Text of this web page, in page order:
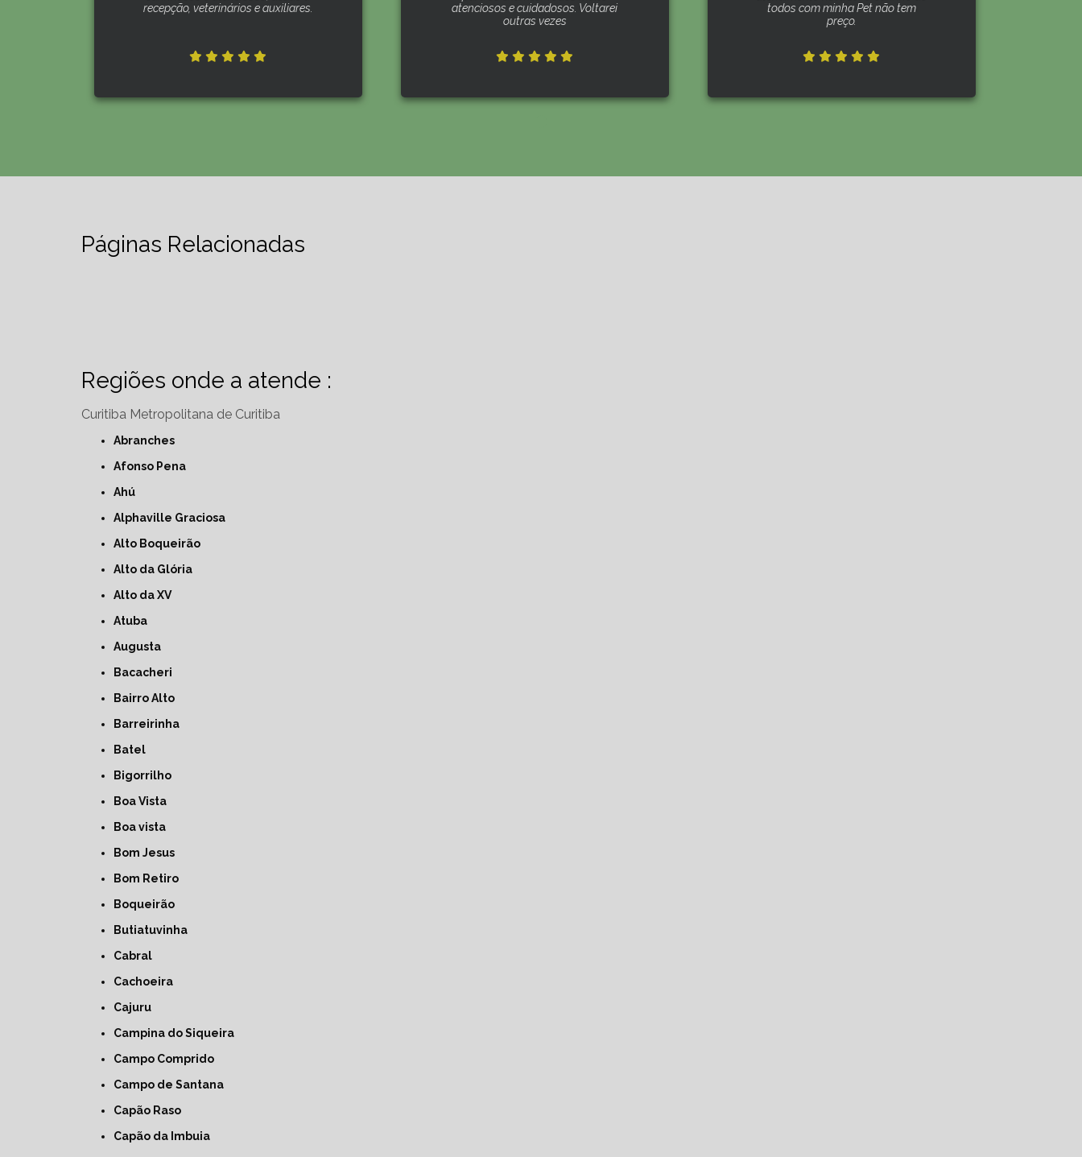
recepção, veterinários e auxiliares.
atenciosos e cuidadosos. Voltarei
outras vezes
todos com minha Pet não tem
preço.
Páginas Relacionadas
Regiões onde a atende :
Curitiba Metropolitana de Curitiba
Abranches
Afonso Pena
Ahú
Alphaville Graciosa
Alto Boqueirão
Alto da Glória
Alto da XV
Atuba
Augusta
Bacacheri
Bairro Alto
Barreirinha
Batel
Bigorrilho
Boa Vista
Boa vista
Bom Jesus
Bom Retiro
Boqueirão
Butiatuvinha
Cabral
Cachoeira
Cajuru
Campina do Siqueira
Campo Comprido
Campo de Santana
Capão Raso
Capão da Imbuia